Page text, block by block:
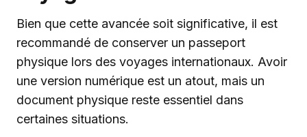
Bien que cette avancée soit significative, il est
recommandé de conserver un passeport
physique lors des voyages internationaux. Avoir
une version numérique est un atout, mais un
document physique reste essentiel dans
certaines situations.